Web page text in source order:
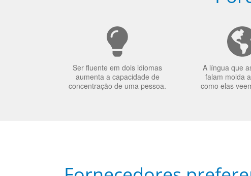
Ser fluente em dois idiomas
aumenta a capacidade de
concentração de uma pessoa.
A língua que
falam molda
como elas